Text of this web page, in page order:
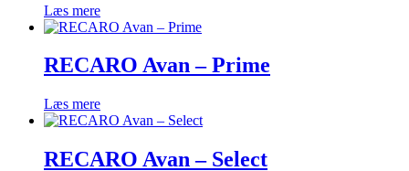
Læs mere
RECARO Avan – Prime
Læs mere
RECARO Avan – Select